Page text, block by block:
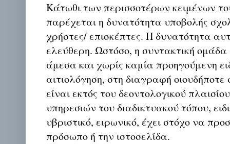
Κάτωθι των περισσοτέρων κειμένων
παρέχεται η δυνατότητα υποβολής
χρήστες/ επισκέπτες. Η δυνατότητα
ελεύθερη. Ωστόσο, η συντακτική
άμεσα και χωρίς καμία προηγούμενη
αιτιολόγηση, στη διαγραφή οιουδήποτε
είναι εκτός του δεοντολογικού
υπηρεσιών του διαδικτυακού τόπου,
υβριστικό, ειρωνικό, έχει στόχο να
πρόσωπο ή την ιστοσελίδα.